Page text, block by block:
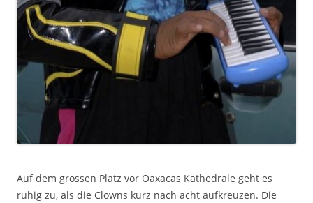
Auf dem grossen Platz vor Oaxacas Kathedrale geht es
ruhig zu, als die Clowns kurz nach acht aufkreuzen. Die